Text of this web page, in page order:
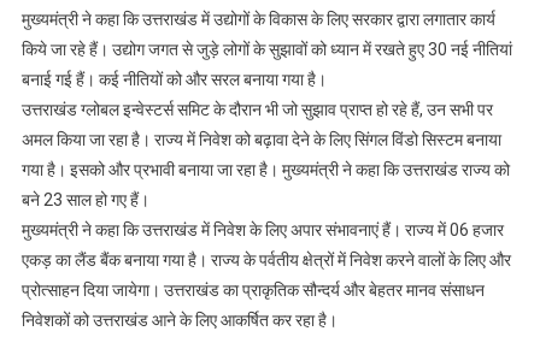
मुख्यमंत्री ने कहा कि उत्तराखंड में उद्योगों के विकास के लिए सरकार द्वारा लगातार कार्य
किये जा रहे हैं। उद्योग जगत से जुड़े लोगों के सुझावों को ध्यान में रखते हुए 30 नई नीतियां
बनाई गई हैं। कई नीतियों को और सरल बनाया गया है।
उत्तराखंड ग्लोबल इन्वेस्टर्स समिट के दौरान भी जो सुझाव प्राप्त हो रहे हैं, उन सभी पर
अमल किया जा रहा है। राज्य में निवेश को बढ़ावा देने के लिए सिंगल विंडो सिस्टम बनाया
गया है। इसको और प्रभावी बनाया जा रहा है। मुख्यमंत्री ने कहा कि उत्तराखंड राज्य को
बने 23 साल हो गए हैं।
मुख्यमंत्री ने कहा कि उत्तराखंड में निवेश के लिए अपार संभावनाएं हैं। राज्य में 06 हजार
एकड़ का लैंड बैंक बनाया गया है। राज्य के पर्वतीय क्षेत्रों में निवेश करने वालों के लिए और
प्रोत्साहन दिया जायेगा। उत्तराखंड का प्राकृतिक सौन्दर्य और बेहतर मानव संसाधन
निवेशकों को उत्तराखंड आने के लिए आकर्षित कर रहा है।